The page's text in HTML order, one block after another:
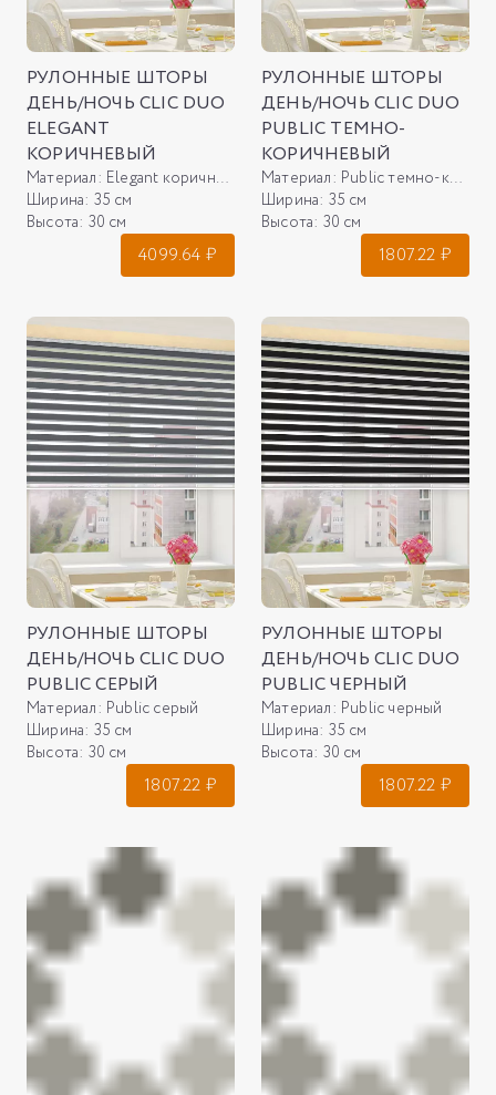
РУЛОННЫЕ ШТОРЫ
ДЕНЬ/НОЧЬ CLIC DUO
ELEGANT
КОРИЧНЕВЫЙ
Материал: Elegant коричневый
Ширина: 35 см
Высота: 30 см
4099.64 ₽
РУЛОННЫЕ ШТОРЫ
ДЕНЬ/НОЧЬ CLIC DUO
PUBLIC ТЕМНО-
КОРИЧНЕВЫЙ
Материал: Public темно-коричневый
Ширина: 35 см
Высота: 30 см
1807.22 ₽
РУЛОННЫЕ ШТОРЫ
ДЕНЬ/НОЧЬ CLIC DUO
PUBLIC СЕРЫЙ
Материал: Public серый
Ширина: 35 см
Высота: 30 см
1807.22 ₽
РУЛОННЫЕ ШТОРЫ
ДЕНЬ/НОЧЬ CLIC DUO
PUBLIC ЧЕРНЫЙ
Материал: Public черный
Ширина: 35 см
Высота: 30 см
1807.22 ₽